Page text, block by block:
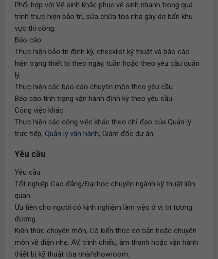
Phối hợp với Vệ sinh khắc phục vệ sinh nhanh trong quá
trình thực hiện bảo trì, sửa chữa tòa nhà gây dơ bẩn khu
vực thi công.
Báo cáo:
Thực hiện bảo trì định kỳ, checklist kỹ thuật và báo cáo
hiện trạng thiết bị theo ngày, tuần hoặc theo yêu cầu quản
lý.
Thực hiện các báo cáo chuyên môn theo yêu cầu.
Báo cáo tình trạng vận hành định kỳ theo yêu cầu.
Công việc khác:
Thực hiện các công việc khác theo chỉ đạo của Quản lý
trực tiếp, Quản lý vận hành, Giám đốc dự án.
Yêu cầu
Yêu cầu:
Tốt nghiệp Cao đẳng/Đại học chuyên ngành kỹ thuật liên
quan.
Ưu tiên cho người có kinh nghiệm làm việc ở vị trí tương
đương.
Kiến thức chuyên môn, Có kiến thức cơ bản hoặc chuyên
môn về điện nhẹ, AV, trình chiếu, âm thanh hoặc vận hành
thiết bị kỹ thuật tòa nhà/showroom.